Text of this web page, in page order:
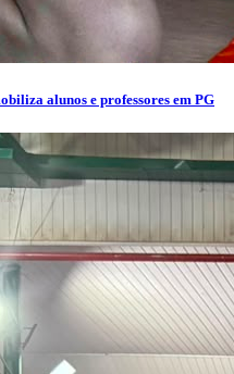
alunos e professores em PG